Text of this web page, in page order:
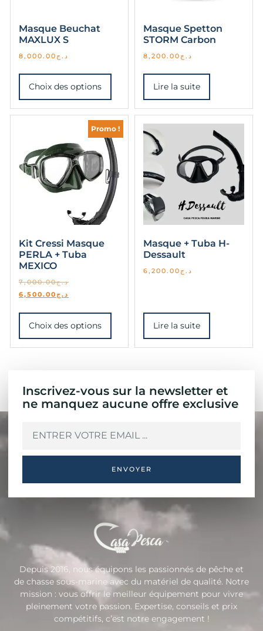
Masque Beuchat
MAXLUX S
د.ج 8,000.00
Choix des options
Masque Spetton
STORM Carbon
د.ج 8,200.00
Lire la suite
Promo !
Kit Cressi Masque
PERLA + Tuba
MEXICO
د.ج7,000.00
د.ج6,500.00
Choix des options
Masque + Tuba H-
Dessault
د.ج 6,200.00
Lire la suite
Inscrivez-vous sur la newsletter et
ne manquez aucune offre exclusive
ENVOYER
Depuis 2016, nous équipons les passionnés de pêche et
de chasse sous-marine avec du matériel de qualité. Notre
mission : vous offrir le meilleur équipement pour vivre
pleinement votre passion. Expertise, conseils et prix
compétitifs, c’est notre engagement !